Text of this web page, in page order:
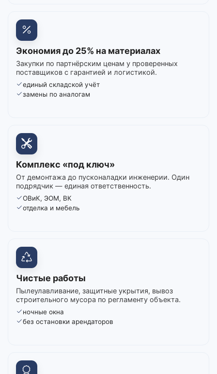
Экономия до 25% на материалах
Закупки по партнёрским ценам у проверенных
поставщиков с гарантией и логистикой.
единый складской учёт
замены по аналогам
Комплекс «под ключ»
От демонтажа до пусконаладки инженерии. Один
подрядчик — единая ответственность.
ОВиК, ЭОМ, ВК
отделка и мебель
Чистые работы
Пылеулавливание, защитные укрытия, вывоз
строительного мусора по регламенту объекта.
ночные окна
без остановки арендаторов